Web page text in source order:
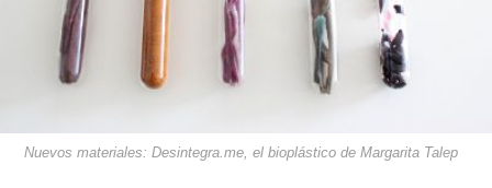
Nuevos materiales: Desintegra.me, el bioplástico de Margarita Talep